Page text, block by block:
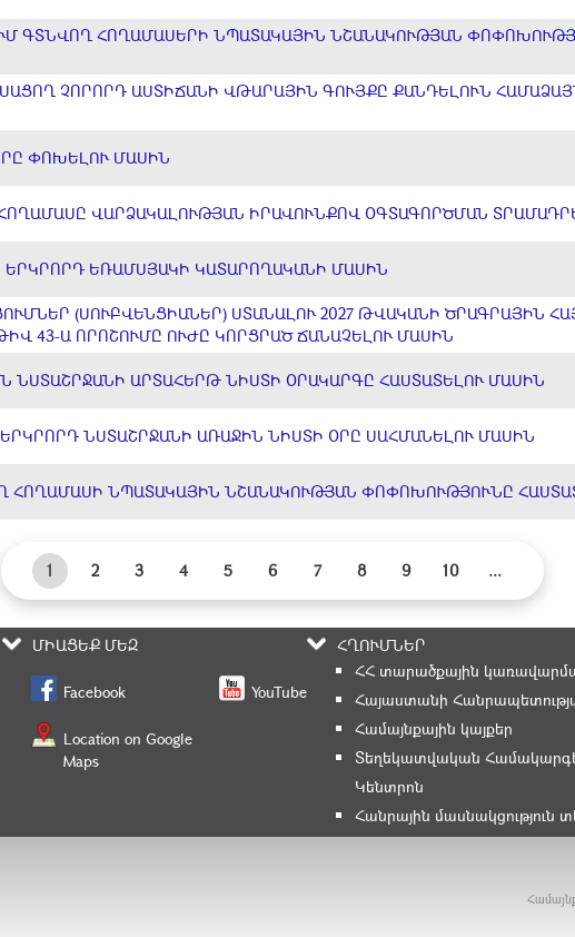
ԳՏՆՎՈՂ ՀՈՂԱՄԱՍԵՐԻ ՆՊԱՏԱԿԱՅԻՆ ՆՇԱՆԱԿՈՒԹՅԱՆ
ՉՈՐՈՐԴ ԱՍՏԻՃԱՆԻ ՎԹԱՐԱՅԻՆ ԳՈՒՅՔԸ ՔԱՆԴԵԼՈՒՆ
ՓՈԽԵԼՈՒ ՄԱՍԻՆ
ՎԱՐՁԱԿԱԼՈՒԹՅԱՆ ԻՐԱՎՈՒՆՔՈՎ ՕԳՏԱԳՈՐԾՄԱՆ
ԵՌԱՄՍՅԱԿԻ ԿԱՏԱՐՈՂԱԿԱՆԻ ՄԱՍԻՆ
(ՍՈՒԲՎԵՆՑԻԱՆԵՐ) ՍՏԱՆԱԼՈՒ 2027 ԹՎԱԿԱՆԻ ԾՐԱԳՐԱՅԻՆ
43-Ա ՈՐՈՇՈՒՄԸ ՈՒԺԸ ԿՈՐՑՐԱԾ ՃԱՆԱՉԵԼՈՒ ՄԱՍԻՆ
ՆՍՏԱՇՐՋԱՆԻ ԱՐՏԱՀԵՐԹ ՆԻՍՏԻ ՕՐԱԿԱՐԳԸ ՀԱՍՏԱՏԵԼՈՒ ՄԱՍԻՆ
ՆՍՏԱՇՐՋԱՆԻ ԱՌԱՋԻՆ ՆԻՍՏԻ ՕՐԸ ՍԱՀՄԱՆԵԼՈՒ ՄԱՍԻՆ
ՆՊԱՏԱԿԱՅԻՆ ՆՇԱՆԱԿՈՒԹՅԱՆ ՓՈՓՈԽՈՒԹՅՈՒՆԸ
1 2 3 4 5 6 7 8 9 10 ...
ՄԻԱՑԵՔ ՄԵԶ
ՀՂՈՒՄՆԵՐ
Facebook
Location on Google
Maps
YouTube
ՀՀ տարածքային
Հայաստանի
Համայնքային կայքեր
Տեղեկատվական
Կենտրոն
Հանրային